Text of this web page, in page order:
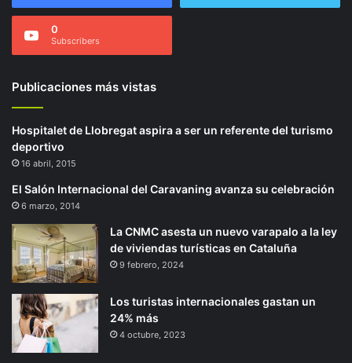
0
Subscribers
Publicaciones más vistas
Hospitalet de Llobregat aspira a ser un referente del turismo
deportivo
16 abril, 2015
El Salón Internacional del Caravaning avanza su celebración
6 marzo, 2014
La CNMC asesta un nuevo varapalo a la ley
de viviendas turísticas en Cataluña
9 febrero, 2024
Los turistas internacionales gastan un
24% más
4 octubre, 2023